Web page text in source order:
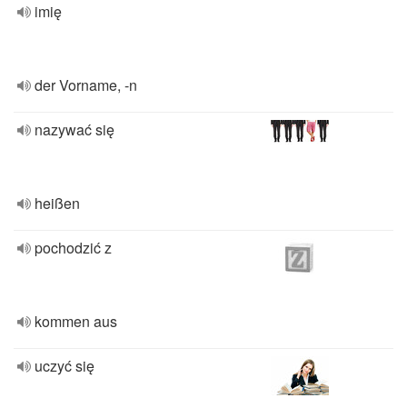
imię
der Vorname, -n
nazywać się
heißen
pochodzić z
kommen aus
uczyć się